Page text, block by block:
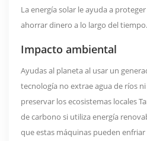
La energía solar le ayuda a
ahorrar dinero a lo largo del tiempo.
Impacto ambiental
Ayudas al planeta al usar un
tecnología no extrae agua de ríos
preservar los ecosistemas locales
de carbono si utiliza energía
que estas máquinas pueden